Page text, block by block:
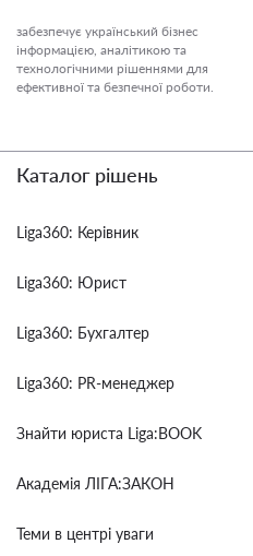
забезпечує український бізнес
інформацією, аналітикою та
технологічними рішеннями для
ефективної та безпечної роботи.
Каталог рішень
Liga360: Керівник
Liga360: Юрист
Liga360: Бухгалтер
Liga360: PR-менеджер
Знайти юриста Liga:BOOK
Академія ЛІГА:ЗАКОН
Теми в центрі уваги